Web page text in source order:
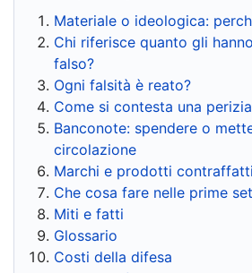
Materiale o ideologica:
Chi riferisce quanto gli
falso?
Ogni falsità è reato?
Come si contesta una
Banconote: spendere o
circolazione
Marchi e prodotti contraffatti
Che cosa fare nelle prime
Miti e fatti
Glossario
Costi della difesa